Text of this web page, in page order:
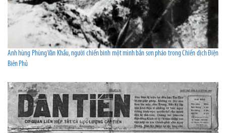
Anh hùng Phùng Văn Khầu, người chiến binh một mình bắn sơn pháo trong Chiến dịch Điện
Biên Phủ